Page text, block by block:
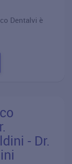
Dentalvi è
- Dr.